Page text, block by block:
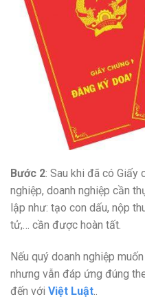
Bước 2: Sau khi đã có Giấy
nghiệp, doanh nghiệp cần
lập như: tạo con dấu, nộp
tử,… cần được hoàn tất.
Nếu quý doanh nghiệp
nhưng vẫn đáp ứng đúng
đến với Việt Luật